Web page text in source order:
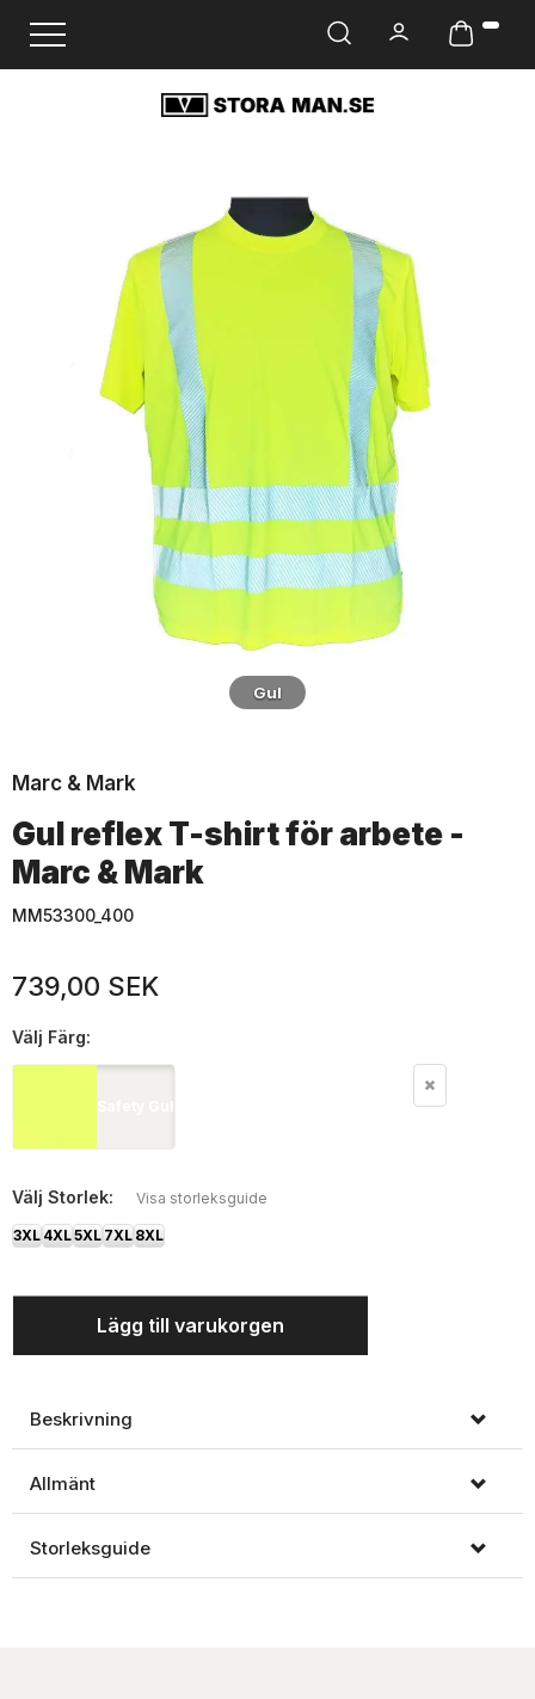
Ändra navigering
Gul
Marc & Mark
Gul reflex T-shirt för arbete -
Marc & Mark
MM53300_400
739,00 SEK
Välj Färg:
Välj Storlek: Visa storleksguide
3XL 4XL5XL 7XL 8XL
Lägg till varukorgen
Beskrivning
Allmänt
Storleksguide